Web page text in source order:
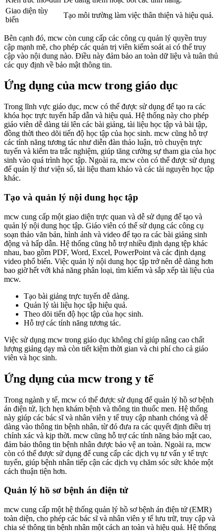
Giao diện tùy
biến
Tạo môi trường làm việc thân thiện và hiệu quả.
Bên cạnh đó, mcw còn cung cấp các công cụ quản lý quyền truy
cập mạnh mẽ, cho phép các quản trị viên kiểm soát ai có thể truy
cập vào nội dung nào. Điều này đảm bảo an toàn dữ liệu và tuân thủ
các quy định về bảo mật thông tin.
Ứng dụng của mcw trong giáo dục
Trong lĩnh vực giáo dục, mcw có thể được sử dụng để tạo ra các
khóa học trực tuyến hấp dẫn và hiệu quả. Hệ thống này cho phép
giáo viên dễ dàng tải lên các bài giảng, tài liệu học tập và bài tập,
đồng thời theo dõi tiến độ học tập của học sinh. mcw cũng hỗ trợ
các tính năng tương tác như diễn đàn thảo luận, trò chuyện trực
tuyến và kiểm tra trắc nghiệm, giúp tăng cường sự tham gia của học
sinh vào quá trình học tập. Ngoài ra, mcw còn có thể được sử dụng
để quản lý thư viện số, tài liệu tham khảo và các tài nguyên học tập
khác.
Tạo và quản lý nội dung học tập
mcw cung cấp một giao diện trực quan và dễ sử dụng để tạo và
quản lý nội dung học tập. Giáo viên có thể sử dụng các công cụ
soạn thảo văn bản, hình ảnh và video để tạo ra các bài giảng sinh
động và hấp dẫn. Hệ thống cũng hỗ trợ nhiều định dạng tệp khác
nhau, bao gồm PDF, Word, Excel, PowerPoint và các định dạng
video phổ biến. Việc quản lý nội dung học tập trở nên dễ dàng hơn
bao giờ hết với khả năng phân loại, tìm kiếm và sắp xếp tài liệu của
mcw.
Tạo bài giảng trực tuyến dễ dàng.
Quản lý tài liệu học tập hiệu quả.
Theo dõi tiến độ học tập của học sinh.
Hỗ trợ các tính năng tương tác.
Việc sử dụng mcw trong giáo dục không chỉ giúp nâng cao chất
lượng giảng dạy mà còn tiết kiệm thời gian và chi phí cho cả giáo
viên và học sinh.
Ứng dụng của mcw trong y tế
Trong ngành y tế, mcw có thể được sử dụng để quản lý hồ sơ bệnh
án điện tử, lịch hẹn khám bệnh và thông tin thuốc men. Hệ thống
này giúp các bác sĩ và nhân viên y tế truy cập nhanh chóng và dễ
dàng vào thông tin bệnh nhân, từ đó đưa ra các quyết định điều trị
chính xác và kịp thời. mcw cũng hỗ trợ các tính năng bảo mật cao,
đảm bảo thông tin bệnh nhân được bảo vệ an toàn. Ngoài ra, mcw
còn có thể được sử dụng để cung cấp các dịch vụ tư vấn y tế trực
tuyến, giúp bệnh nhân tiếp cận các dịch vụ chăm sóc sức khỏe một
cách thuận tiện hơn.
Quản lý hồ sơ bệnh án điện tử
mcw cung cấp một hệ thống quản lý hồ sơ bệnh án điện tử (EMR)
toàn diện, cho phép các bác sĩ và nhân viên y tế lưu trữ, truy cập và
chia sẻ thông tin bệnh nhân một cách an toàn và hiệu quả. Hệ thống